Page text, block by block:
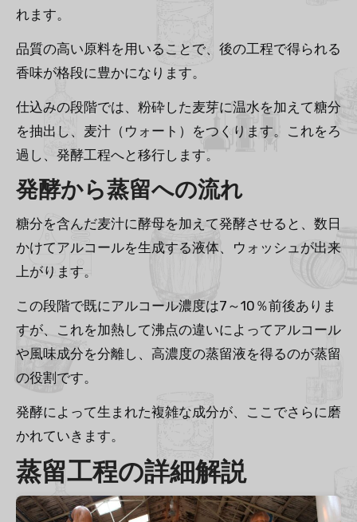
れます。
品質の高い原料を用いることで、後の工程で得られる
香味が格段に豊かになります。
仕込みの段階では、粉砕した麦芽に温水を加えて糖分
を抽出し、麦汁（ウォート）をつくります。これをろ
過し、発酵工程へと移行します。
発酵から蒸留への流れ
糖分を含んだ麦汁に酵母を加えて発酵させると、数日
かけてアルコールを生成する液体、ウォッシュが出来
上がります。
この段階で既にアルコール濃度は7～10％前後ありま
すが、これを加熱して沸点の違いによってアルコール
や風味成分を分離し、高濃度の蒸留液を得るのが蒸留
の役割です。
発酵によって生まれた複雑な成分が、ここでさらに磨
かれていきます。
蒸留工程の詳細解説